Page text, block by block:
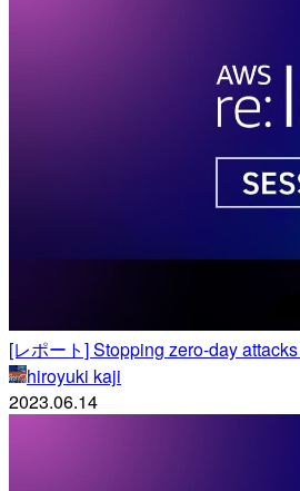
[レポート] Stopping zero-day
hiroyuki kaji
2023.06.14